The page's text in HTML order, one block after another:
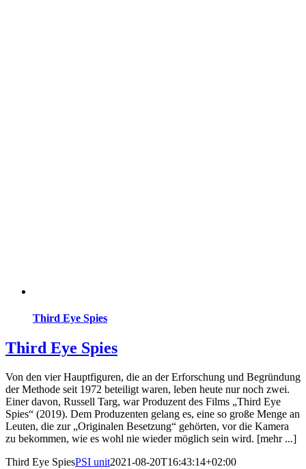
Third Eye Spies
Third Eye Spies
Von den vier Hauptfiguren, die an der Erforschung und Begründung
der Methode seit 1972 beteiligt waren, leben heute nur noch zwei.
Einer davon, Russell Targ, war Produzent des Films „Third Eye
Spies“ (2019). Dem Produzenten gelang es, eine so große Menge an
Leuten, die zur „Originalen Besetzung“ gehörten, vor die Kamera
zu bekommen, wie es wohl nie wieder möglich sein wird. [mehr ...]
Third Eye SpiesPSI unit2021-08-20T16:43:14+02:00